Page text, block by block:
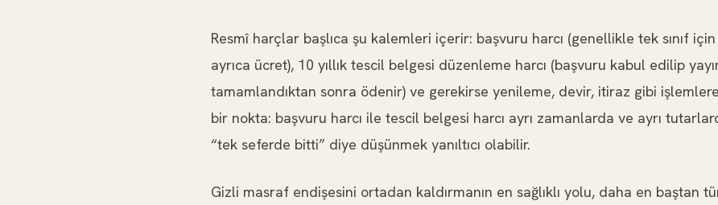
Resmî harçlar başlıca şu kalemleri içerir: başvuru harcı (genellikle tek sınıf
ayrıca ücret), 10 yıllık tescil belgesi düzenleme harcı (başvuru kabul edilip
tamamlandıktan sonra ödenir) ve gerekirse yenileme, devir, itiraz gibi
bir nokta: başvuru harcı ile tescil belgesi harcı ayrı zamanlarda ve ayrı
“tek seferde bitti” diye düşünmek yanıltıcı olabilir.
Gizli masraf endişesini ortadan kaldırmanın en sağlıklı yolu, daha en baştan